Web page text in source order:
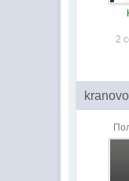
2